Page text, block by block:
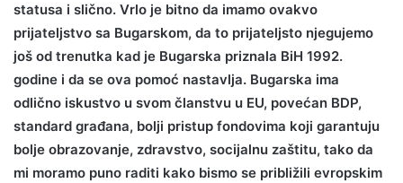
statusa i slično. Vrlo je bitno da imamo ovakvo
prijateljstvo sa Bugarskom, da to prijateljsto njegujemo
još od trenutka kad je Bugarska priznala BiH 1992.
godine i da se ova pomoć nastavlja. Bugarska ima
odlično iskustvo u svom članstvu u EU, povećan BDP,
standard građana, bolji pristup fondovima koji garantuju
bolje obrazovanje, zdravstvo, socijalnu zaštitu, tako da
mi moramo puno raditi kako bismo se približili evropskim